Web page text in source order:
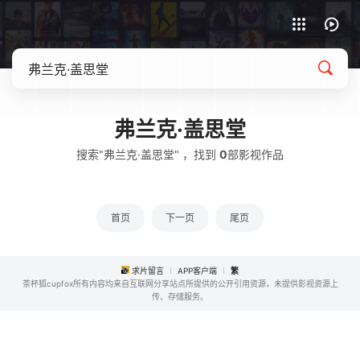
弗兰克·盖思堂
搜索"弗兰克·盖思堂" ，找到 0部影视作品
首页 下一页 尾页
求片留言 APP客户端
繁
茶杯狐cupfox所有内容均来自互联网分享站点所提供的公开引用资源，未提供影视资源上
传、存储服务。